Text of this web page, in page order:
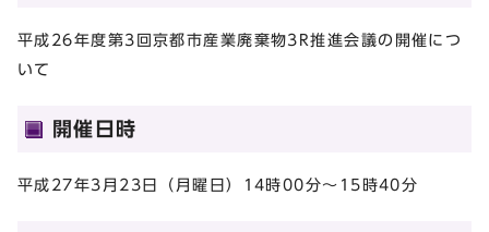
平成26年度第3回京都市産業廃棄物3R推進会議の開催につ
いて
開催日時
平成27年3月23日（月曜日）14時00分～15時40分